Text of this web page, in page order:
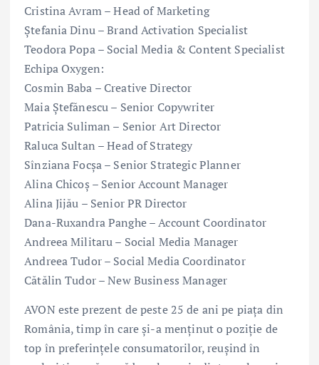
Cristina Avram – Head of Marketing
Ștefania Dinu – Brand Activation Specialist
Teodora Popa – Social Media & Content Specialist
Echipa Oxygen:
Cosmin Baba – Creative Director
Maia Ștefănescu – Senior Copywriter
Patricia Suliman – Senior Art Director
Raluca Sultan – Head of Strategy
Sînziana Focșa – Senior Strategic Planner
Alina Chicoș – Senior Account Manager
Alina Jijău – Senior PR Director
Dana-Ruxandra Panghe – Account Coordinator
Andreea Militaru – Social Media Manager
Andreea Tudor – Social Media Coordinator
Cătălin Tudor – New Business Manager
AVON este prezent de peste 25 de ani pe piața din
România, timp în care și-a menținut o poziție de
top în preferințele consumatorilor, reușind în